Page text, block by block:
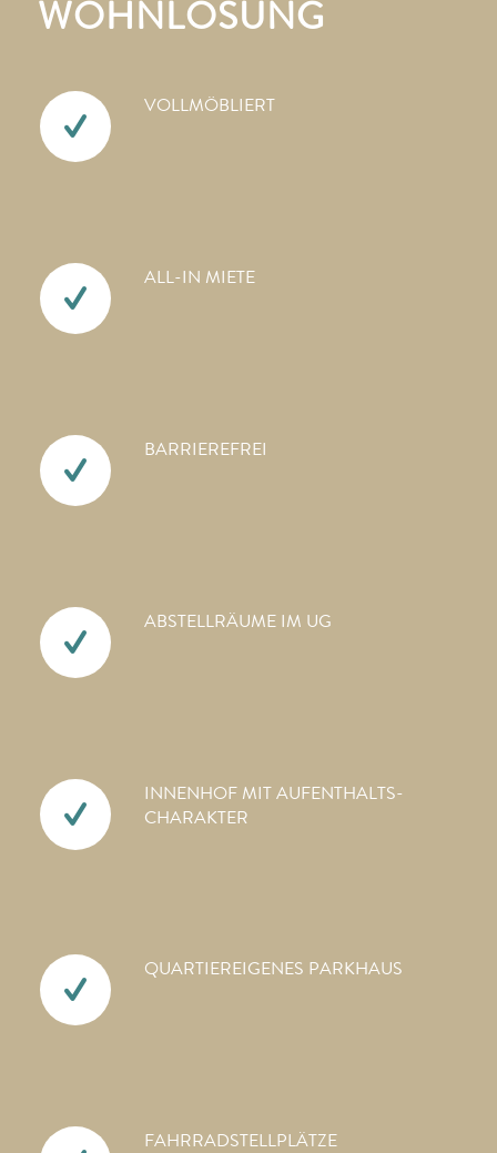
WOHNLÖSUNG
VOLLMÖBLIERT
ALL-IN MIETE
BARRIEREFREI
ABSTELLRÄUME IM UG
INNENHOF MIT AUFENTHALTS­
CHARAKTER
QUARTIEREIGENES PARKHAUS
FAHRRAD­STELLPLÄTZE